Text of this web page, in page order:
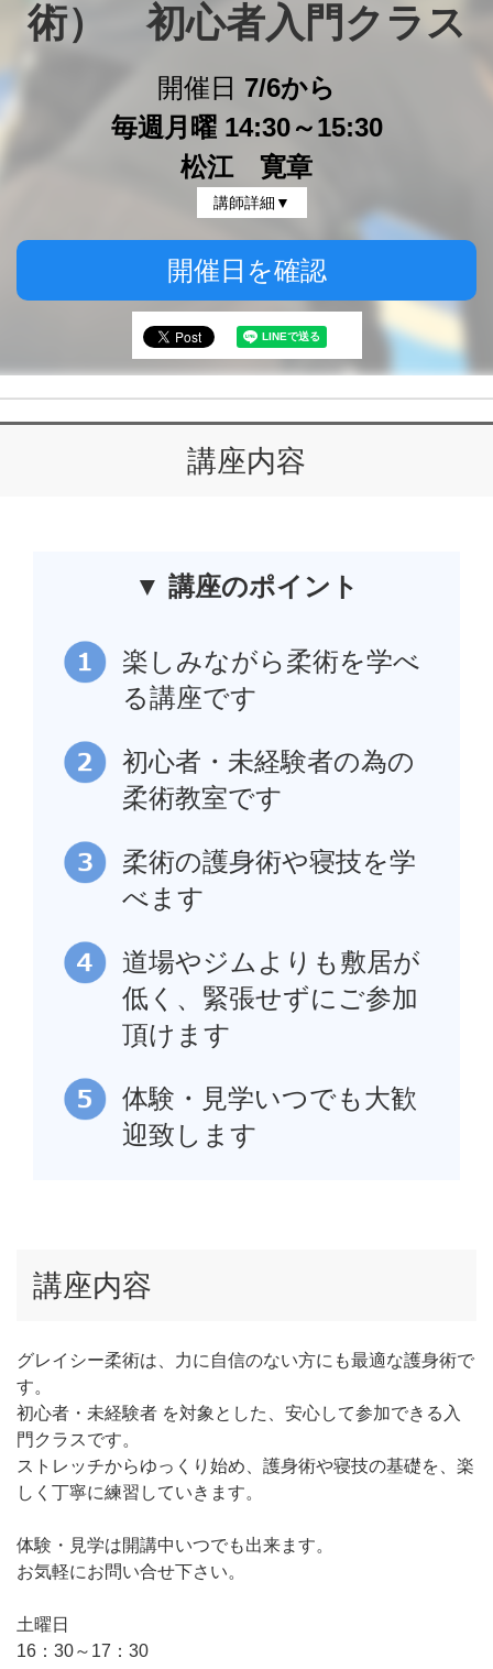
術）　初心者入門クラス
開催日 7/6から
毎週月曜 14:30～15:30
松江 寛章
講師詳細▼
開催日を確認
講座内容
▼ 講座のポイント
楽しみながら柔術を学べ
る講座です
初心者・未経験者の為の
柔術教室です
柔術の護身術や寝技を学
べます
道場やジムよりも敷居が
低く、緊張せずにご参加
頂けます
体験・見学いつでも大歓
迎致します
講座内容
グレイシー柔術は、力に自信のない方にも最適な護身術で
す。
初心者・未経験者 を対象とした、安心して参加できる入
門クラスです。
ストレッチからゆっくり始め、護身術や寝技の基礎を、楽
しく丁寧に練習していきます。
体験・見学は開講中いつでも出来ます。
お気軽にお問い合せ下さい。
土曜日
16：30～17：30